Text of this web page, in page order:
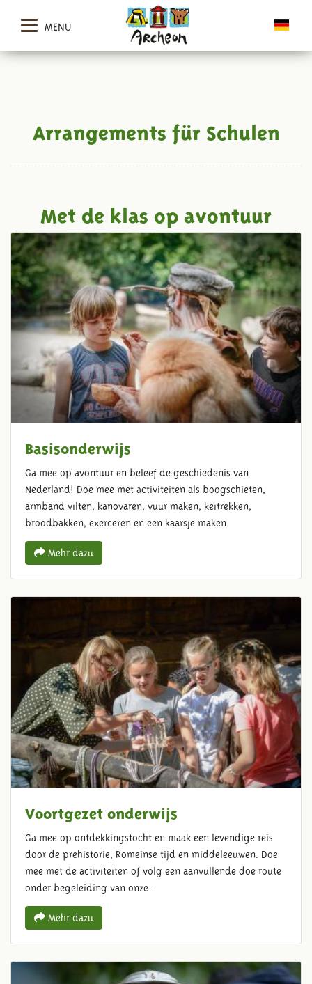
MENU
Arrangements für Schulen
Met de klas op avontuur
Basisonderwijs
Ga mee op avontuur en beleef de geschiedenis van
Nederland! Doe mee met activiteiten als boogschieten,
armband vilten, kanovaren, vuur maken, keitrekken,
broodbakken, exerceren en een kaarsje maken.
Mehr dazu
Voortgezet onderwijs
Ga mee op ontdekkingstocht en maak een levendige reis
door de prehistorie, Romeinse tijd en middeleeuwen. Doe
mee met de activiteiten of volg een aanvullende doe route
onder begeleiding van onze...
Mehr dazu